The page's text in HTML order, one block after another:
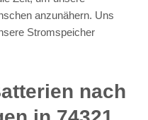
anzunähern. Uns
Stromspeicher
nach